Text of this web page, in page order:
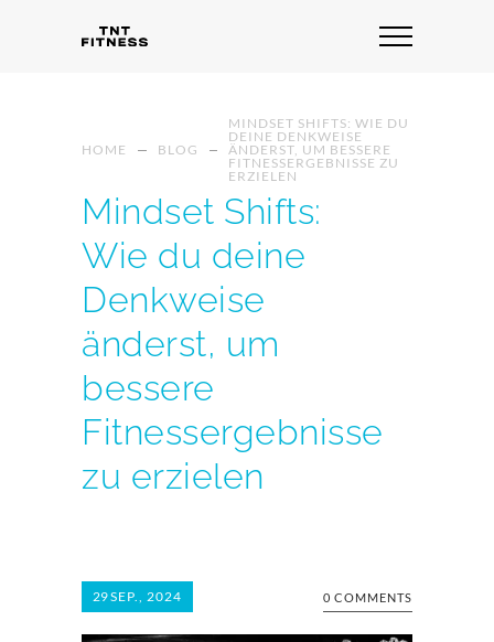
HOME BLOG
MINDSET SHIFTS: WIE DU
DEINE DENKWEISE
ÄNDERST, UM BESSERE
FITNESSERGEBNISSE ZU
ERZIELEN
Mindset Shifts:
Wie du deine
Denkweise
änderst, um
bessere
Fitnessergebnisse
zu erzielen
29SEP., 2024 0 COMMENTS